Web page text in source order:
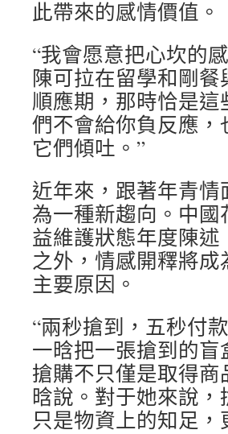
此帶來的感情價值。
“我會愿意把心坎的
陳可拉在留學和剛
順應期，那時恰是
們不會給你負反應
它們傾吐。”
近年來，跟著年青
為一種新趨向。中
益維護狀態年度陳
之外，情感開釋將
主要原因。
“兩秒搶到，五秒付
一晗把一張搶到的
搶購不只僅是取得
晗說。對于她來說
只是物資上的知足